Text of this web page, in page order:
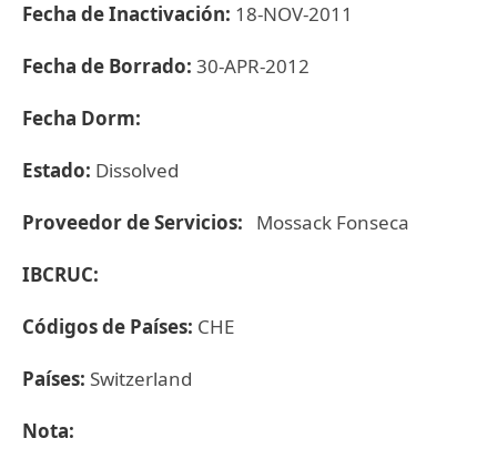
Fecha de Inactivación: 18-NOV-2011
Fecha de Borrado: 30-APR-2012
Fecha Dorm:
Estado: Dissolved
Proveedor de Servicios: Mossack Fonseca
IBCRUC:
Códigos de Países: CHE
Países: Switzerland
Nota: